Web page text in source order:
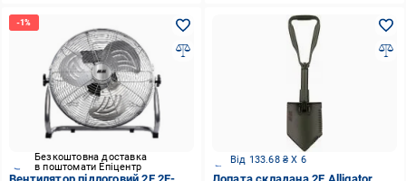
Безкоштовна доставка
в поштомати Епіцентр
Від 133.68 ₴ X 6